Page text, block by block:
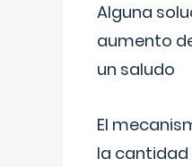
Alguna
aumento
un saludo
El
la cantidad